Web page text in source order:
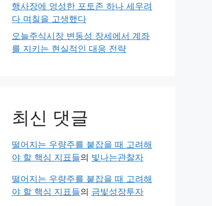
행사장에 엉성한 포토존 하나 세우려
다 며칠을 고생했다
오늘주식시장 변동성 장세에서 계좌
를 지키는 현실적인 대응 전략
최신 댓글
떨어지는 우량주를 붙잡을 때 고려해
야 할 핵심 지표들의 빛나는관찰자
떨어지는 우량주를 붙잡을 때 고려해
야 할 핵심 지표들의 금빛성장투자